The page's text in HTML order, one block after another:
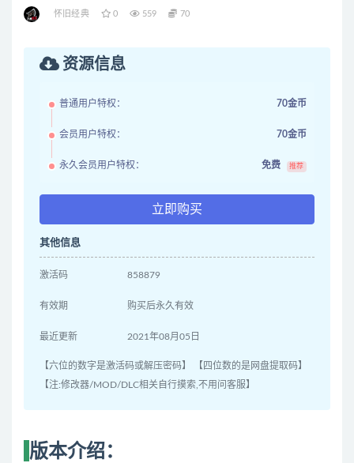
怀旧经典 0 559 70
资源信息
普通用户特权： 70金币
会员用户特权： 70金币
永久会员用户特权： 免费 推荐
立即购买
其他信息
激活码 858879
有效期 购买后永久有效
最近更新 2021年08月05日
【六位的数字是激活码或解压密码】 【四位数的是网盘提取码】
【注:修改器/MOD/DLC相关自行摸索,不用问客服】
版本介绍：